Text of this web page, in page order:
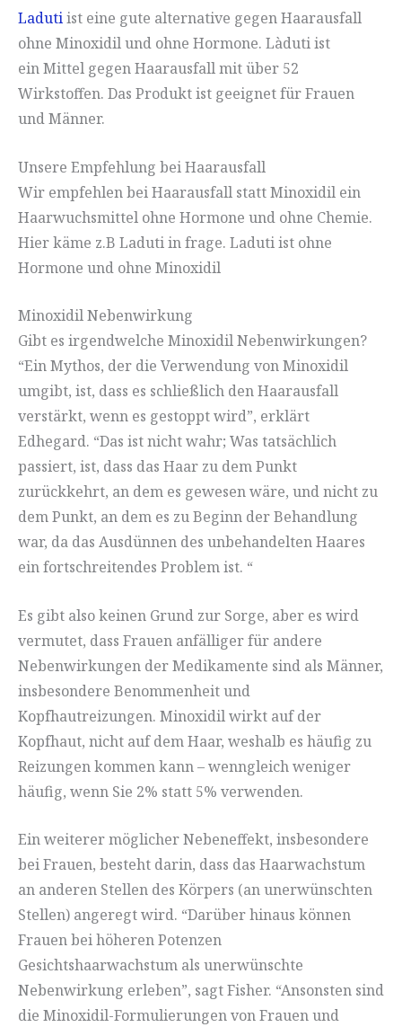
Ladutiist eine gute alternative gegen Haarausfall
ohne Minoxidil und ohne Hormone. Làduti ist
ein Mittel gegen Haarausfall mit über 52
Wirkstoffen. Das Produkt ist geeignet für Frauen
und Männer.
Unsere Empfehlung bei Haarausfall
Wir empfehlen bei Haarausfall statt Minoxidil ein
Haarwuchsmittel ohne Hormone und ohne Chemie.
Hier käme z.B Laduti in frage. Laduti ist ohne
Hormone und ohne Minoxidil
Minoxidil Nebenwirkung
Gibt es irgendwelche Minoxidil Nebenwirkungen?
“Ein Mythos, der die Verwendung von Minoxidil
umgibt, ist, dass es schließlich den Haarausfall
verstärkt, wenn es gestoppt wird”, erklärt
Edhegard. “Das ist nicht wahr; Was tatsächlich
passiert, ist, dass das Haar zu dem Punkt
zurückkehrt, an dem es gewesen wäre, und nicht zu
dem Punkt, an dem es zu Beginn der Behandlung
war, da das Ausdünnen des unbehandelten Haares
ein fortschreitendes Problem ist. “
Es gibt also keinen Grund zur Sorge, aber es wird
vermutet, dass Frauen anfälliger für andere
Nebenwirkungen der Medikamente sind als Männer,
insbesondere Benommenheit und
Kopfhautreizungen. Minoxidil wirkt auf der
Kopfhaut, nicht auf dem Haar, weshalb es häufig zu
Reizungen kommen kann – wenngleich weniger
häufig, wenn Sie 2% statt 5% verwenden.
Ein weiterer möglicher Nebeneffekt, insbesondere
bei Frauen, besteht darin, dass das Haarwachstum
an anderen Stellen des Körpers (an unerwünschten
Stellen) angeregt wird. “Darüber hinaus können
Frauen bei höheren Potenzen
Gesichtshaarwachstum als unerwünschte
Nebenwirkung erleben”, sagt Fisher. “Ansonsten sind
die Minoxidil-Formulierungen von Frauen und